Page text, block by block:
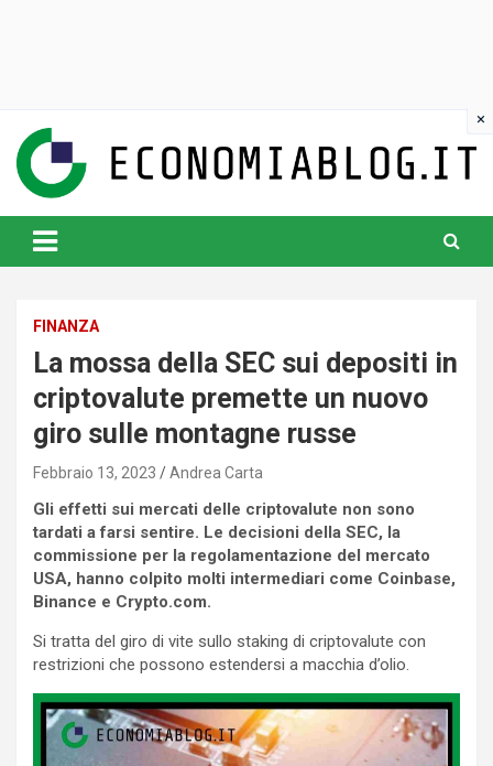
content
www.economiablog.it
FINANZA
La mossa della SEC sui depositi in
criptovalute premette un nuovo
giro sulle montagne russe
Febbraio 13, 2023 Andrea Carta
Gli effetti sui mercati delle criptovalute non sono
tardati a farsi sentire. Le decisioni della SEC, la
commissione per la regolamentazione del mercato
USA, hanno colpito molti intermediari come Coinbase,
Binance e Crypto.com.
Si tratta del giro di vite sullo staking di criptovalute con
restrizioni che possono estendersi a macchia d’olio.